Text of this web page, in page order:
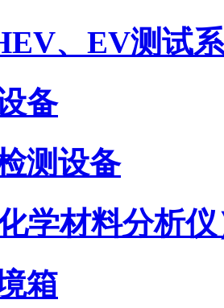
、EV测试
备
测设备
学材料分析仪
箱